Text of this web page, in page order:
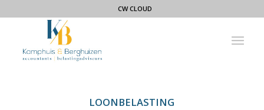
CW CLOUD
LOONBELASTING